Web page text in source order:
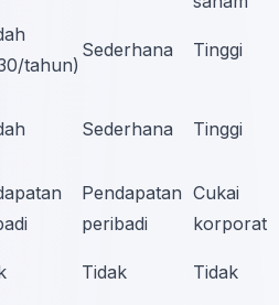
tahun)
Sederhana Tinggi
Sederhana Tinggi
Pendapatan
peribadi
Cukai
korporat
Tidak Tidak